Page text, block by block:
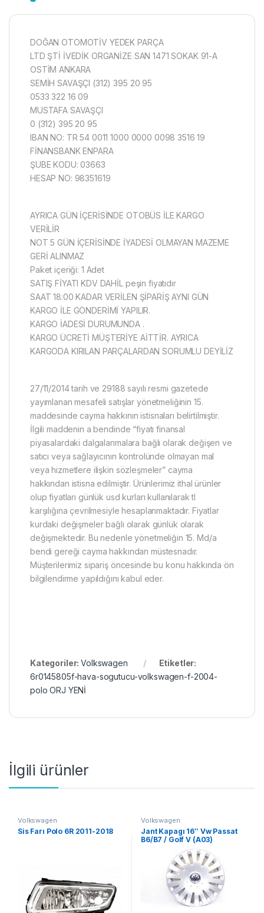
DOĞAN OTOMOTİV YEDEK PARÇA
LTD ŞTİ İVEDİK ORGANİZE SAN 1471 SOKAK 91-A
OSTİM ANKARA
SEMİH SAVAŞÇI (312) 395 20 95
0533 322 16 09
MUSTAFA SAVAŞÇI
0 (312) 395 20 95
IBAN NO: TR 54 0011 1000 0000 0098 3516 19
FİNANSBANK ENPARA
ŞUBE KODU: 03663
HESAP NO: 98351619
AYRICA GÜN İÇERİSİNDE OTOBÜS İLE KARGO
VERİLİR
NOT 5 GÜN İÇERİSİNDE İYADESİ OLMAYAN MAZEME
GERİ ALINMAZ
Paket içeriği: 1 Adet
SATIŞ FİYATI KDV DAHİL peşin fiyatıdır
SAAT 18:00 KADAR VERİLEN ŞİPARİŞ AYNI GÜN
KARGO İLE GÖNDERİMİ YAPILIR.
KARGO İADESİ DURUMUNDA .
KARGO ÜCRETİ MÜŞTERİYE AİTTİR. AYRICA
KARGODA KIRILAN PARÇALARDAN SORUMLU DEYİLİZ
27/11/2014 tarih ve 29188 sayılı resmi gazetede
yayımlanan mesafeli satışlar yönetmeliğinin 15.
maddesinde cayma hakkının istisnaları belirtilmiştir.
İlgili maddenin a bendinde “fiyatı finansal
piyasalardaki dalgalanmalara bağlı olarak değişen ve
satıcı veya sağlayıcının kontrolünde olmayan mal
veya hizmetlere ilişkin sözleşmeler” cayma
hakkından istisna edilmiştir. Ürünlerimiz ithal ürünler
olup fiyatları günlük usd kurları kullanılarak tl
karşılığına çevrilmesiyle hesaplanmaktadır. Fiyatlar
kurdaki değişmeler bağlı olarak günlük olarak
değişmektedir. Bu nedenle yönetmeliğin 15. Md/a
bendi gereği cayma hakkından müstesnadır.
Müşterilerimiz sipariş öncesinde bu konu hakkında ön
bilgilendirme yapıldığını kabul eder.
Kategoriler:Volkswagen
Etiketler:
6r0145805f-hava-sogutucu-volkswagen-f-2004-
polo ORJ YENİ
İlgili ürünler
Volkswagen
Sis Farı Polo 6R 2011-2018
Volkswagen
Jant Kapagı 16″ Vw Passat
B6/B7 / Golf V (A03)